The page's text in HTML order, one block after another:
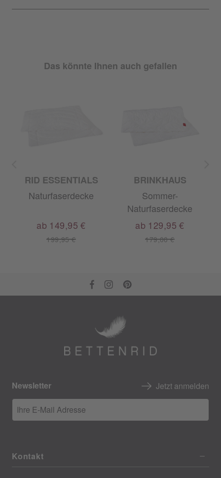
Das könnte Ihnen auch gefallen
RID ESSENTIALS
Naturfaserdecke
199,95 €
ab 149,95 €
BRINKHAUS
Sommer-
Naturfaserdecke
179,00 €
ab 129,95 €
Newsletter Jetzt anmelden
Ihre E-Mail Adresse
Kontakt